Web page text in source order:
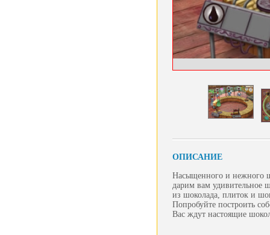
ОПИСАНИЕ
Насыщенного и нежного
дарим вам удивительное
из шоколада, плиток и
Попробуйте построить
Вас ждут настоящие